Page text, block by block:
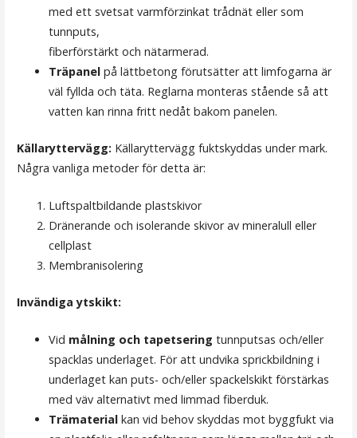
med ett svetsat varmförzinkat trådnät eller som
tunnputs,
fiberförstärkt och nätarmerad.
Träpanelpå lättbetong förutsätter att limfogarna är
väl fyllda och täta. Reglarna monteras stående så att
vatten kan rinna fritt nedåt bakom panelen.
Källaryttervägg: Källaryttervägg fuktskyddas under mark.
Några vanliga metoder för detta är:
Luftspaltbildande plastskivor
Dränerande och isolerande skivor av mineralull eller
cellplast
Membranisolering
Invändiga ytskikt:
Vid målning och tapetsering tunnputsas och/eller
spacklas underlaget. För att undvika sprickbildning i
underlaget kan puts- och/eller spackelskikt förstärkas
med väv alternativt med limmad fiberduk.
Trämaterialkan vid behov skyddas mot byggfukt via